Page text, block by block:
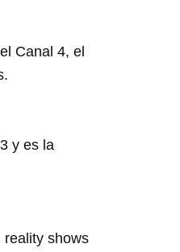
Canal 4, el
y es la
reality shows